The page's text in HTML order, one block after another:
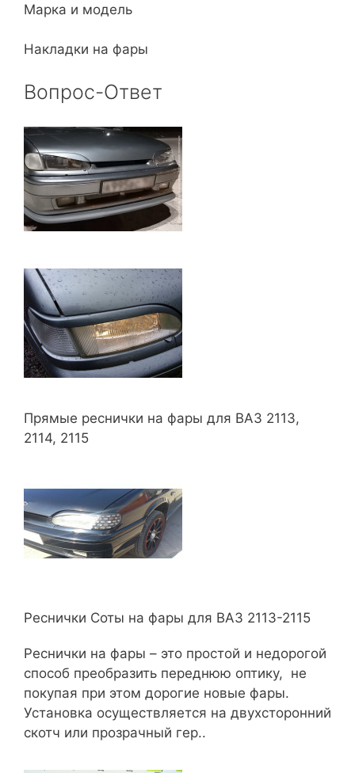
Марка и модель
Накладки на фары
Вопрос-Ответ
Прямые реснички на фары для ВАЗ 2113,
2114, 2115
Реснички Соты на фары для ВАЗ 2113-2115
Реснички на фары – это простой и недорогой
способ преобразить переднюю оптику, не
покупая при этом дорогие новые фары.
Установка осуществляется на двухсторонний
скотч или прозрачный гер..